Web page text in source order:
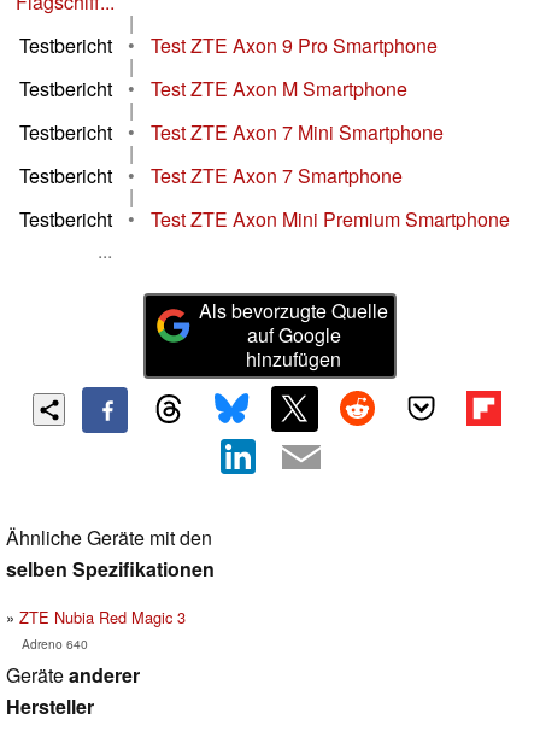
|
Testbericht
• Test ZTE Axon 9 Pro Smartphone
|
Testbericht
• Test ZTE Axon M Smartphone
|
Testbericht
• Test ZTE Axon 7 Mini Smartphone
|
Testbericht
• Test ZTE Axon 7 Smartphone
|
Testbericht
•
Test ZTE Axon Mini Premium Smartphone
...
Als bevorzugte Quelle
auf Google
hinzufügen
Ähnliche Geräte mit den
selben Spezifikationen
ZTE Nubia Red Magic 3
Adreno 640
Geräteanderer
Hersteller